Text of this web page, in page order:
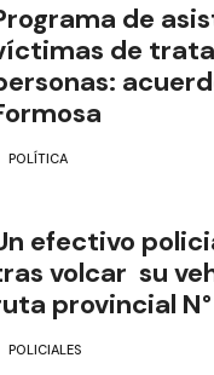
de
de
POLÍTICA
efectivo
volcar su
provincial
POLICIALES